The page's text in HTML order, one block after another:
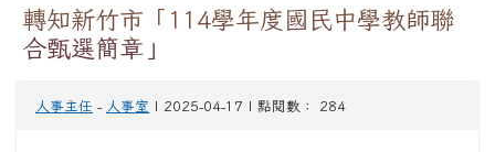
轉知新竹市「114學年度國民中學教師聯
合甄選簡章」
人事主任 - 人事室 | 2025-04-17 | 點閱數： 284